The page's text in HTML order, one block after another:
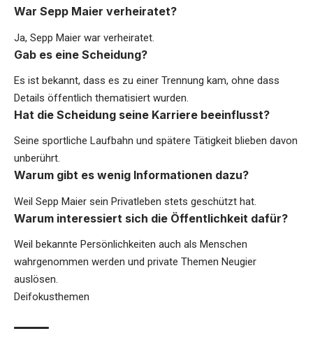
War Sepp Maier verheiratet?
Ja, Sepp Maier war verheiratet.
Gab es eine Scheidung?
Es ist bekannt, dass es zu einer Trennung kam, ohne dass
Details öffentlich thematisiert wurden.
Hat die Scheidung seine Karriere beeinflusst?
Seine sportliche Laufbahn und spätere Tätigkeit blieben davon
unberührt.
Warum gibt es wenig Informationen dazu?
Weil Sepp Maier sein Privatleben stets geschützt hat.
Warum interessiert sich die Öffentlichkeit dafür?
Weil bekannte Persönlichkeiten auch als Menschen
wahrgenommen werden und private Themen Neugier
auslösen.
Deifokusthemen